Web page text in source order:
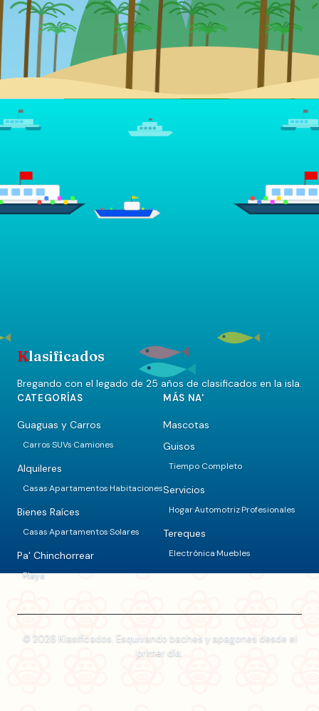
Klasificados
Bregando con el legado de 25 años de clasificados en la isla.
CATEGORÍAS
Guaguas y Carros
Carros·SUVs·Camiones
Alquileres
Casas·Apartamentos·Habitaciones
Bienes Raíces
Casas·Apartamentos·Solares
Pa' Chinchorrear
Playa
MÁS NA'
Mascotas
Guisos
Tiempo Completo
Servicios
Hogar·Automotriz·Profesionales
Tereques
Electrónica·Muebles
© 2026 Klasificados. Esquivando baches y apagones desde el
primer día.